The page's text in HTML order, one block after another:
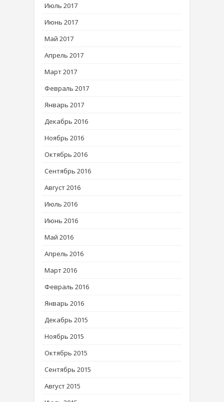
Июль 2017
Июнь 2017
Май 2017
Апрель 2017
Март 2017
Февраль 2017
Январь 2017
Декабрь 2016
Ноябрь 2016
Октябрь 2016
Сентябрь 2016
Август 2016
Июль 2016
Июнь 2016
Май 2016
Апрель 2016
Март 2016
Февраль 2016
Январь 2016
Декабрь 2015
Ноябрь 2015
Октябрь 2015
Сентябрь 2015
Август 2015